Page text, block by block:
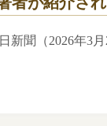
新聞（2026年3